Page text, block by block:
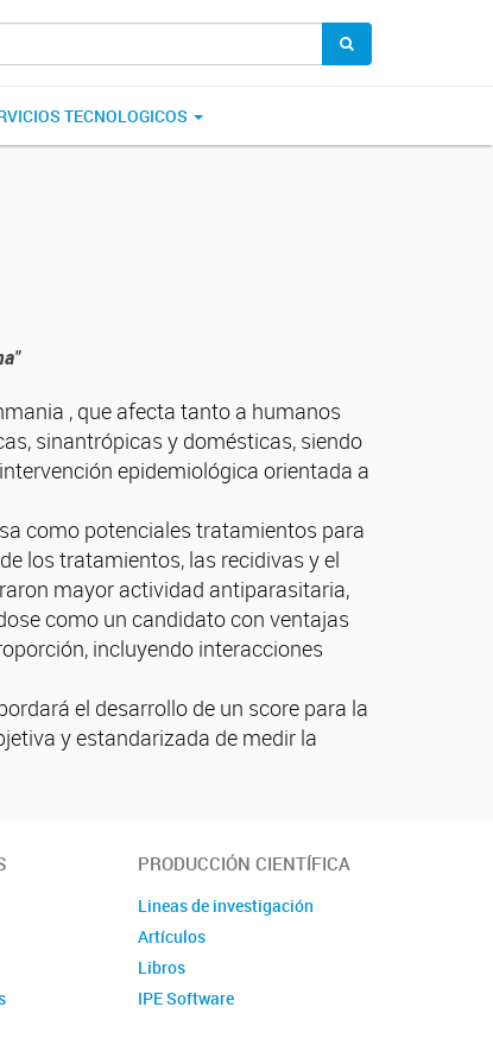
TECNOLOGICOS
, que afecta tanto a humanos
sinantrópicas y domésticas, siendo
epidemiológica orientada a
como potenciales tratamientos para
los tratamientos, las recidivas y el
mayor actividad antiparasitaria,
como un candidato con ventajas
incluyendo interacciones
el desarrollo de un score para la
y estandarizada de medir la
PRODUCCIÓN CIENTÍFICA
Lineas de investigación
Artículos
Libros
IPE Software